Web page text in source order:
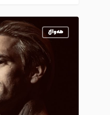
ھەواڵ